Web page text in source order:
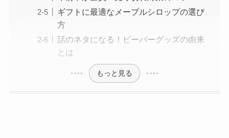
ギフトに最適なメープルシロップの選び
方
話のネタになる！ビーバーグッズの由来
とは
もっと見る